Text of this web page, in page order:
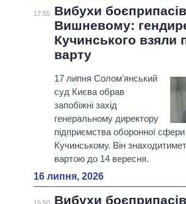
17:55
Вибухи
Вишневому:
Кучинського взяли
варту
17 липня Соломʼянський
суд Києва обрав
запобіжні захід
генеральному директору
підприємства оборонної
Кучинському. Він
вартою до 14 вересня.
16 липня, 2026
Вибухи